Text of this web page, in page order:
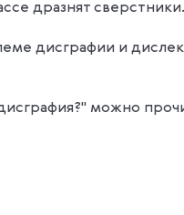
дразнят сверстники.
дисграфии и
можно